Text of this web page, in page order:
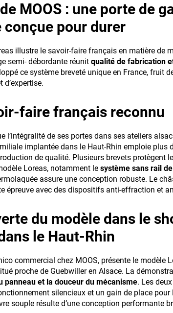
MOOS : une porte de
conçue pour durer
illustre le savoir-faire français en matière de
semi- débordante réunit qualité de fabrication
ce système breveté unique en France, fruit
d’expertise.
faire français reconnu
l’intégralité de ses portes dans ses ateliers
implantée dans le Haut-Rhin emploie plus
de qualité. Plusieurs brevets protègent
Loreas, notamment le système sans rail
assure une conception robuste. Le
épreuve avec des dispositifs anti-effraction et
du modèle dans le
le Haut-Rhin
commercial chez MOOS, présente le modèle
proche de Guebwiller en Alsace. La
panneau et la douceur du mécanisme. Les
silencieux et un gain de place
souple résulte d’une conception performante